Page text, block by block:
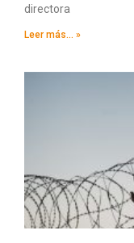
directora
Leer más... »